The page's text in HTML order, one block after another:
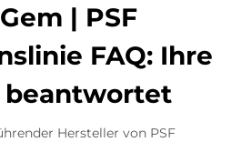
| PSF
FAQ: Ihre
beantwortet
Hersteller von PSF